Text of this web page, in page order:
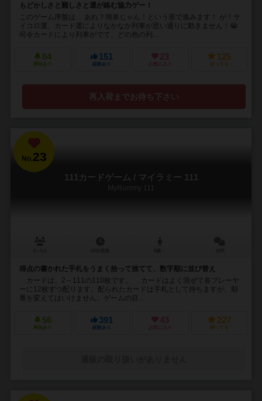
もどかしさと難しさと運が絡む協力ゲー！
このゲーム序盤は… あれ？簡単じゃん！という形で進みます！ が！サ
イコロ運、カード運によりなかなか列車が思い通りに動きません！😭
司令カードにより列車がでて、どの色の列...
84
興味あり
151
経験あり
23
お気に入り
125
持ってる
再入荷までお待ち下さい
No.23
111カードゲーム / マイラミー 111
MyRummy 111
得点の書かれた手札をうまく拾って捨てて、数字順に並び替え
カードは、2～111の110枚です。 カードはよく混ぜて各プレーヤ
ーに12枚ずつ配ります。配られたカードは手札として持ちますが、順
番を変えてはいけません。ゲームの目...
56
興味あり
391
経験あり
43
お気に入り
227
持ってる